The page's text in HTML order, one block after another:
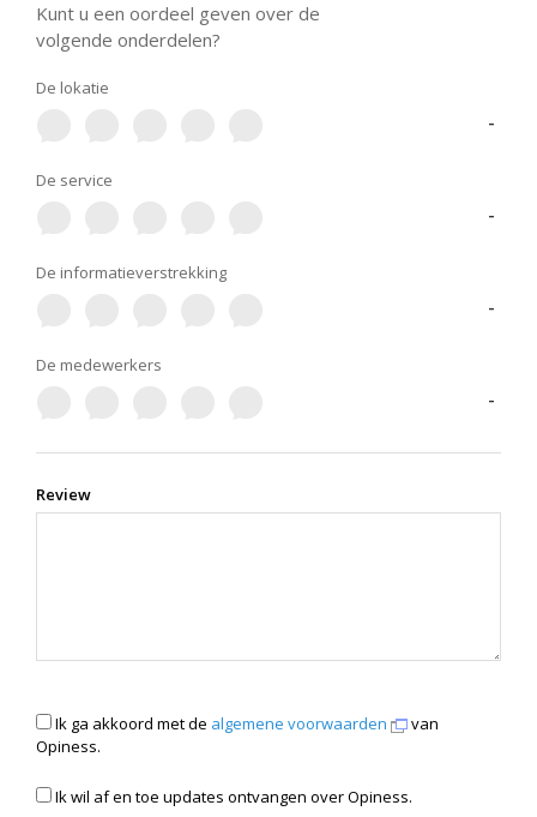
Kunt u een oordeel geven over de
volgende onderdelen?
De lokatie
-
De service
-
De informatieverstrekking
-
De medewerkers
-
Review
Ik ga akkoord met de algemene voorwaarden
van
Opiness.
Ik wil af en toe updates ontvangen over Opiness.